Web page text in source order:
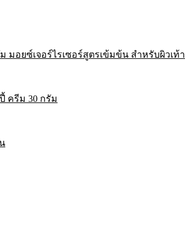
มอยซ์เจอร์ไรเซอร์สูตรเข้มข้น สำหรับผิวเท้า
ปี้ ครีม 30 กรัม